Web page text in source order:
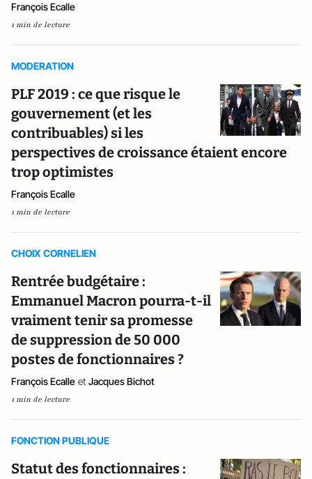
François Ecalle
1 min de lecture
MODERATION
PLF 2019 : ce que risque le
gouvernement (et les
contribuables) si les
perspectives de croissance étaient encore
trop optimistes
François Ecalle
1 min de lecture
CHOIX CORNELIEN
Rentrée budgétaire :
Emmanuel Macron pourra-t-il
vraiment tenir sa promesse
de suppression de 50 000
postes de fonctionnaires ?
François Ecalle et Jacques Bichot
1 min de lecture
FONCTION PUBLIQUE
Statut des fonctionnaires :